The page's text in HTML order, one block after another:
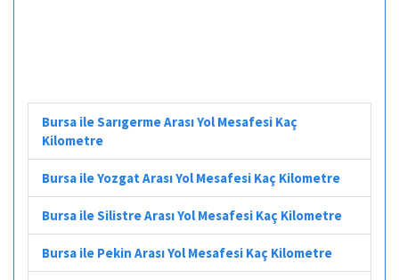
Bursa ile Sarıgerme Arası Yol Mesafesi Kaç
Kilometre
Bursa ile Yozgat Arası Yol Mesafesi Kaç Kilometre
Bursa ile Silistre Arası Yol Mesafesi Kaç Kilometre
Bursa ile Pekin Arası Yol Mesafesi Kaç Kilometre